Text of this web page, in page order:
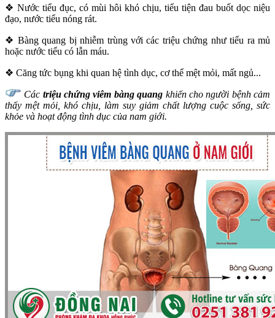
❖ Nước tiểu đục, có mùi hôi khó chịu, tiểu tiện đau buốt dọc niệu
đạo, nước tiểu nóng rát.
❖ Bàng quang bị nhiễm trùng với các triệu chứng như tiểu ra mủ
hoặc nước tiểu có lẫn máu.
❖ Căng tức bụng khi quan hệ tình dục, cơ thể mệt mỏi, mất ngủ...
Các triệu chứng viêm bàng quang khiến cho người bệnh cảm
thấy mệt mỏi, khó chịu, làm suy giảm chất lượng cuộc sống, sức
khỏe và hoạt động tình dục của nam giới.